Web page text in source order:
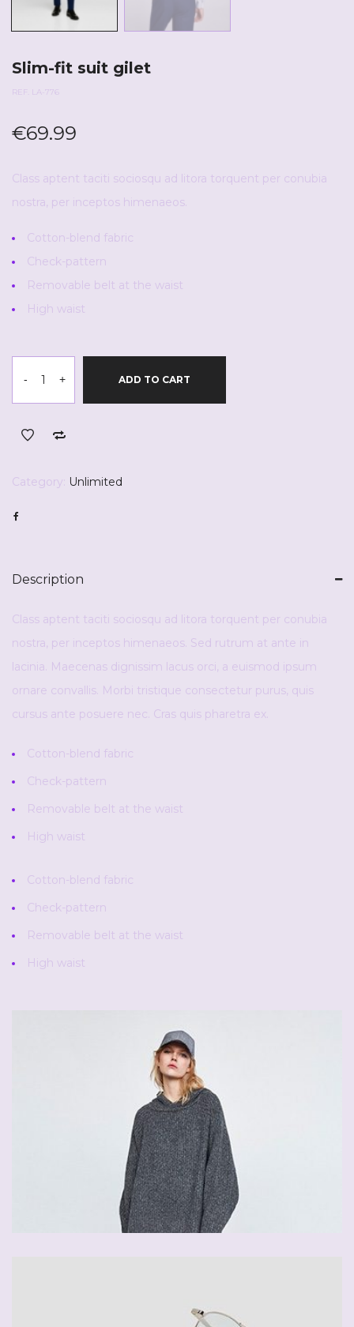
Slim-fit suit gilet
REF. LA-776
€69.99
Class aptent taciti sociosqu ad litora torquent per conubia
nostra, per inceptos himenaeos.
Cotton-blend fabric
Check-pattern
Removable belt at the waist
High waist
- + ADD TO CART
Category: Unlimited
Description
Class aptent taciti sociosqu ad litora torquent per conubia
nostra, per inceptos himenaeos. Sed rutrum at ante in
lacinia. Maecenas dignissim lacus orci, a euismod ipsum
ornare convallis. Morbi tristique consectetur purus, quis
cursus ante posuere nec. Cras quis pharetra ex.
Cotton-blend fabric
Check-pattern
Removable belt at the waist
High waist
Cotton-blend fabric
Check-pattern
Removable belt at the waist
High waist